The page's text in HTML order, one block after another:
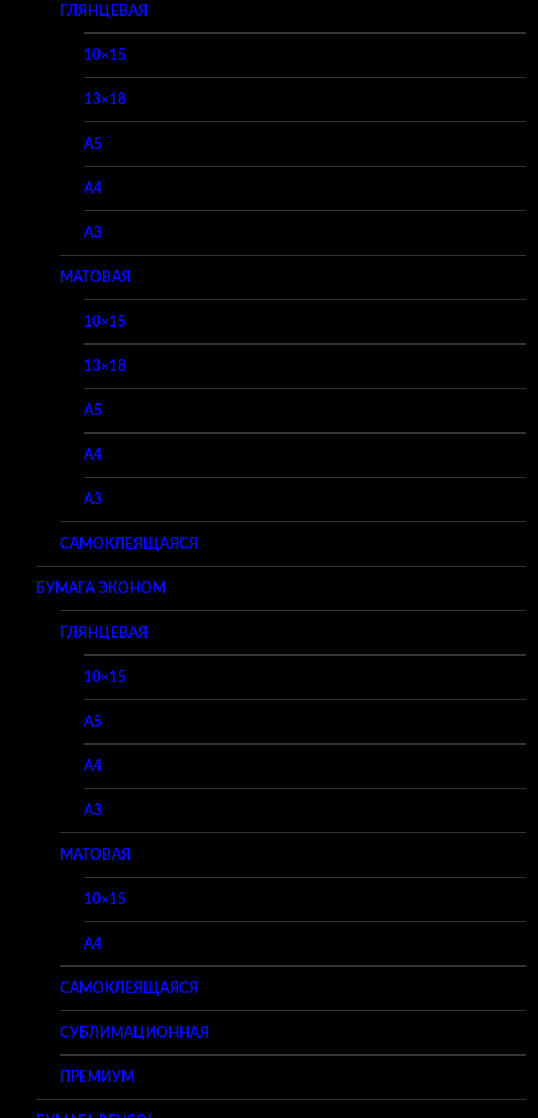
ГЛЯНЦЕВАЯ
10×15
13×18
A5
A4
A3
МАТОВАЯ
10×15
13×18
A5
A4
A3
САМОКЛЕЯЩАЯСЯ
БУМАГА ЭКОНОМ
ГЛЯНЦЕВАЯ
10×15
A5
A4
A3
МАТОВАЯ
10×15
A4
САМОКЛЕЯЩАЯСЯ
СУБЛИМАЦИОННАЯ
ПРЕМИУМ